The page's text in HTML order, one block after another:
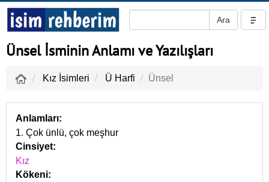
Ünsel İsminin Anlamı ve Yazılışları
Kız İsimleri Ü Harfi Ünsel
Anlamları:
1. Çok ünlü, çok meşhur
Cinsiyet:
Kız
Kökeni: